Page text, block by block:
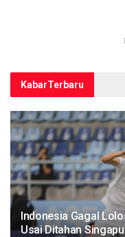
KabarTerbaru
Indonesia Gagal
Usai Ditahan